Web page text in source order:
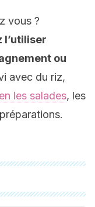
vous ?
l’utiliser
ou
avec du riz,
les salades, les
en profondeur